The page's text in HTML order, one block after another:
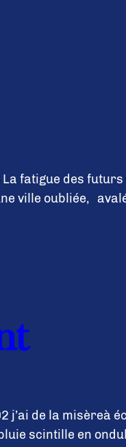
fatigue des futurs
ville oubliée,
de la misèreà
scintille en